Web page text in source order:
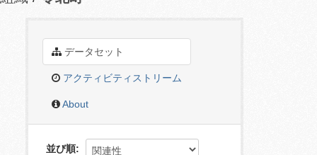
データセット
アクティビティストリーム
About
並び順